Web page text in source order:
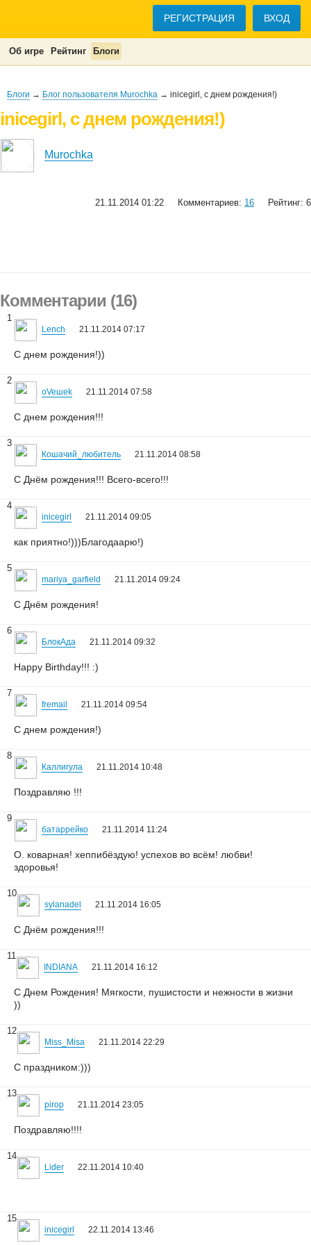
РЕГИСТРАЦИЯ ВХОД
Об игре Рейтинг Блоги
Блоги → Блог пользователя Murochka → inicegirl, с днем рождения!)
inicegirl, с днем рождения!)
Murochka
21.11.2014 01:22 Комментариев: 16 Рейтинг: 6
Комментарии (16)
1
Lench 21.11.2014 07:17
С днем рождения!))
2
oVeшеk 21.11.2014 07:58
С днем рождения!!!
3
Кошачий_любитель 21.11.2014 08:58
С Днём рождения!!! Всего-всего!!!
4
inicegirl 21.11.2014 09:05
как приятно!)))Благодаарю!)
5
mariya_garfield 21.11.2014 09:24
С Днём рождения!
6
БлокАда 21.11.2014 09:32
Happy Birthday!!! :)
7
fremail 21.11.2014 09:54
С днем рождения!)
8
Каллигула 21.11.2014 10:48
Поздравляю !!!
9
батаррейко 21.11.2014 11:24
О. коварная! хеппибёздую! успехов во всём! любви!
здоровья!
10
sylanadel 21.11.2014 16:05
С Днём рождения!!!
11
INDIANA 21.11.2014 16:12
С Днем Рождения! Мягкости, пушистости и нежности в жизни
))
12
Miss_Misa 21.11.2014 22:29
С праздником:)))
13
pirop 21.11.2014 23:05
Поздравляю!!!!
14
Lider 22.11.2014 10:40
15
inicegirl 22.11.2014 13:46